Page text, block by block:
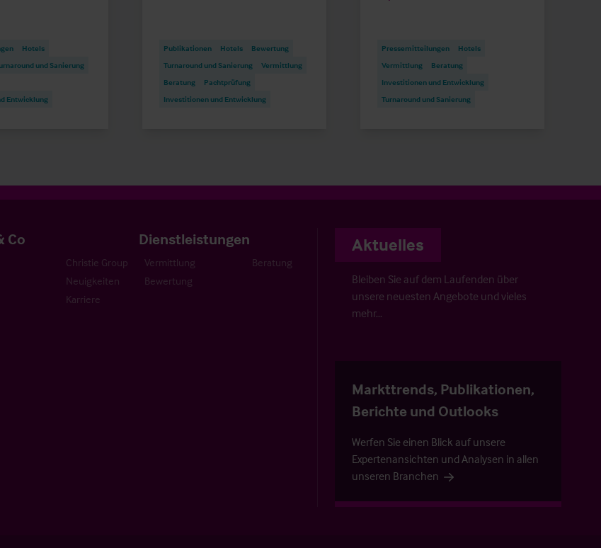
Hotels
und Sanierung
Entwicklung
Publikationen Hotels
Bewertung
Turnaround und Sanierung
Vermittlung
Beratung
Pachtprüfung
Investitionen und Entwicklung
Pressemitteilungen
Hotels
Vermittlung
Beratung
Investitionen und Entwicklung
Turnaround und Sanierung
Co
Christie Group
Neuigkeiten
Karriere
Dienstleistungen
Vermittlung
Beratung
Bewertung
Aktuelles
Bleiben Sie auf dem Laufenden über
unsere neuesten Angebote und vieles
mehr…
Markttrends, Publikationen,
Berichte und Outlooks
Werfen Sie einen Blick auf unsere
Expertenansichten und Analysen in allen
unseren Branchen